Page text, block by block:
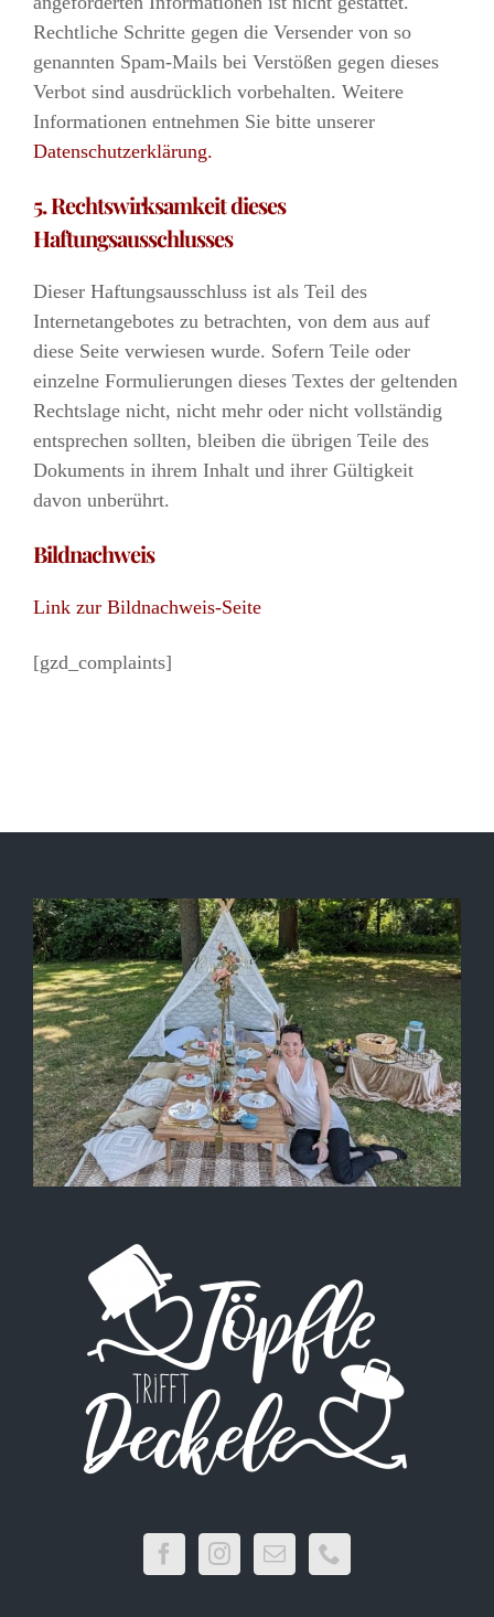
Rechtliche Schritte gegen die Versender von so
genannten Spam-Mails bei Verstößen gegen dieses
Verbot sind ausdrücklich vorbehalten. Weitere
Informationen entnehmen Sie bitte unserer
Datenschutzerklärung.
5. Rechtswirksamkeit dieses
Haftungsausschlusses
Dieser Haftungsausschluss ist als Teil des
Internetangebotes zu betrachten, von dem aus auf
diese Seite verwiesen wurde. Sofern Teile oder
einzelne Formulierungen dieses Textes der geltenden
Rechtslage nicht, nicht mehr oder nicht vollständig
entsprechen sollten, bleiben die übrigen Teile des
Dokuments in ihrem Inhalt und ihrer Gültigkeit
davon unberührt.
Bildnachweis
Link zur Bildnachweis-Seite
[gzd_complaints]